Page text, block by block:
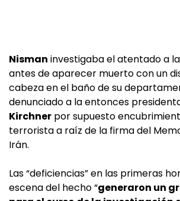
Nisman investigaba el atentado a la
antes de aparecer muerto con un
cabeza en el baño de su
denunciado a la entonces
Kirchner por supuesto
terrorista a raíz de la firma del
Irán.
Las “deficiencias” en las primeras
escena del hecho “generaron un